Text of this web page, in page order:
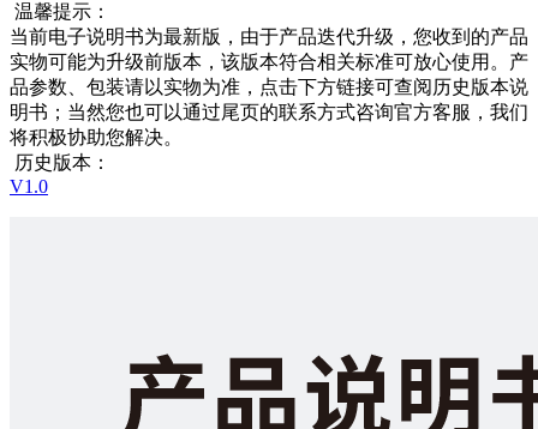
温馨提示：
当前电子说明书为最新版，由于产品迭代升级，您收到的产品
实物可能为升级前版本，该版本符合相关标准可放心使用。产
品参数、包装请以实物为准，点击下方链接可查阅历史版本说
明书；当然您也可以通过尾页的联系方式咨询官方客服，我们
将积极协助您解决。
历史版本：
V1.0